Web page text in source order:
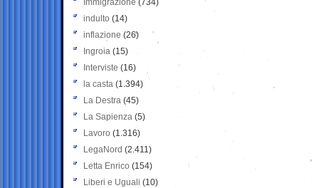
Immigrazione (734)
indulto (14)
inflazione (26)
Ingroia (15)
Interviste (16)
la casta (1.394)
La Destra (45)
La Sapienza (5)
Lavoro (1.316)
LegaNord (2.411)
Letta Enrico (154)
Liberi e Uguali (10)